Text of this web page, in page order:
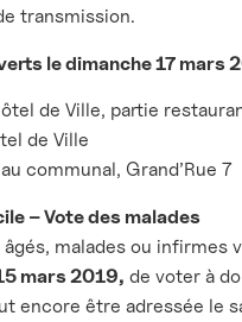
transmission.
le dimanche 17 mars
de Ville, partie
de Ville
communal, Grand’Rue 7
– Vote des malades
malades ou infirmes
mars 2019, de voter à
encore être adressée le